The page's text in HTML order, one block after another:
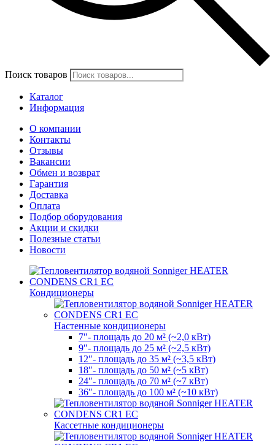
Поиск товаров
Каталог
Информация
О компании
Контакты
Отзывы
Вакансии
Обмен и возврат
Гарантия
Доставка
Оплата
Подбор оборудования
Акции и скидки
Полезные статьи
Новости
Кондиционеры
Настенные кондиционеры
7″- площадь до 20 м² (~2,0 кВт)
9″- площадь до 25 м² (~2,5 кВт)
12″- площадь до 35 м² (~3,5 кВт)
18″- площадь до 50 м² (~5 кВт)
24″- площадь до 70 м² (~7 кВт)
36″- площадь до 100 м² (~10 кВт)
Кассетные кондиционеры